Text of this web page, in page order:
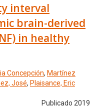
interval
brain-derived
in healthy
Concepción, Martínez
José, Plaisance, Eric
Publicado 2019